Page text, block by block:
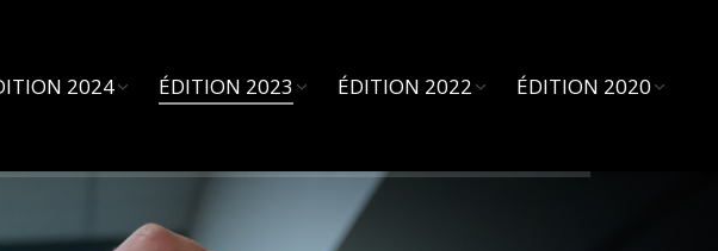
2024 ÉDITION 2023 ÉDITION 2022 ÉDITION 2020